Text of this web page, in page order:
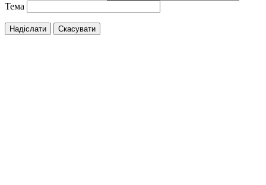
Тема
Надіслати Скасувати